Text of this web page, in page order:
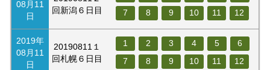
08月11
日
回新潟６日目
7
8 9 10 11 12
2019年
08月11
日
20190811１
回札幌６日目
1 2 3 4 5
6
7
8 9 10 11 12